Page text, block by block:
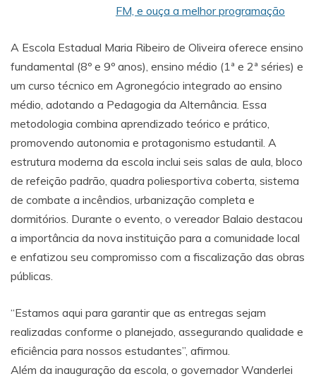
FM, e ouça a melhor programação
A Escola Estadual Maria Ribeiro de Oliveira oferece ensino
fundamental (8º e 9º anos), ensino médio (1ª e 2ª séries) e
um curso técnico em Agronegócio integrado ao ensino
médio, adotando a Pedagogia da Alternância. Essa
metodologia combina aprendizado teórico e prático,
promovendo autonomia e protagonismo estudantil. A
estrutura moderna da escola inclui seis salas de aula, bloco
de refeição padrão, quadra poliesportiva coberta, sistema
de combate a incêndios, urbanização completa e
dormitórios. Durante o evento, o vereador Balaio destacou
a importância da nova instituição para a comunidade local
e enfatizou seu compromisso com a fiscalização das obras
públicas.
“Estamos aqui para garantir que as entregas sejam
realizadas conforme o planejado, assegurando qualidade e
eficiência para nossos estudantes”, afirmou.
Além da inauguração da escola, o governador Wanderlei